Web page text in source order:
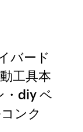
バード
工具本
・diy ベ
ンク